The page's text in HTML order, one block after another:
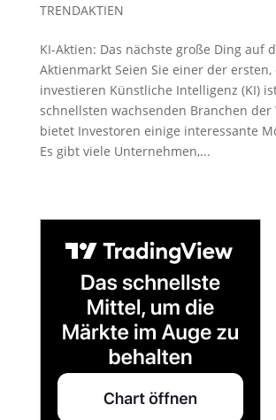
TRENDAKTIEN
KI-Aktien: Das nächste große Ding auf
Aktienmarkt Seien Sie einer der ersten,
investieren Künstliche Intelligenz (KI)
schnellsten wachsenden Branchen der
bietet Investoren einige interessante
Es gibt viele Unternehmen,...